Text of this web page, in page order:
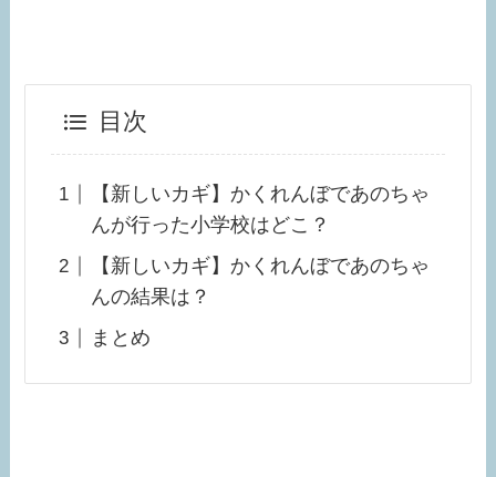
目次
【新しいカギ】かくれんぼであのちゃ
んが行った小学校はどこ？
【新しいカギ】かくれんぼであのちゃ
んの結果は？
まとめ